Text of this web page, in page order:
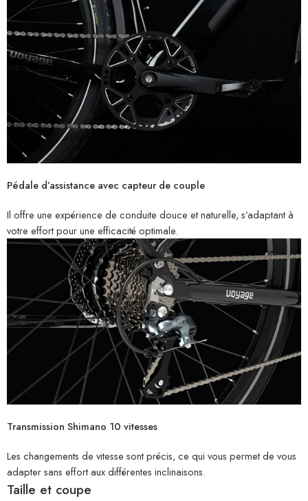
Pédale d’assistance avec capteur de couple
Il offre une expérience de conduite douce et naturelle, s’adaptant à
votre effort pour une efficacité optimale.
Transmission Shimano 10 vitesses
Les changements de vitesse sont précis, ce qui vous permet de vous
adapter sans effort aux différentes inclinaisons.
Taille et coupe